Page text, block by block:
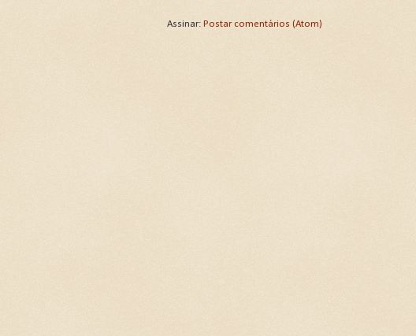
Assinar: Postar comentários (Atom)